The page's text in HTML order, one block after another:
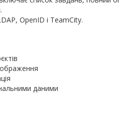
OpenID і TeamCity.
даними